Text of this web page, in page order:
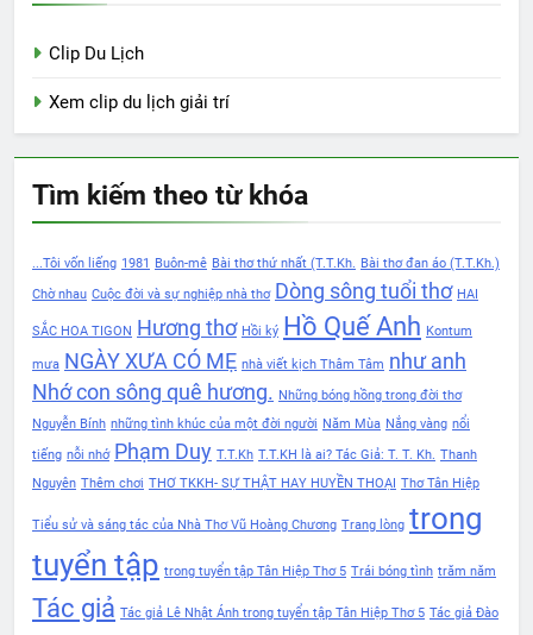
Clip Du Lịch
Xem clip du lịch giải trí
Tìm kiếm theo từ khóa
...Tôi vốn liếng 1981 Buôn-mê Bài thơ thứ nhất (T.T.Kh. Bài thơ đan áo (T.T.Kh.)
Chờ nhau Cuộc đời và sự nghiệp nhà thơ Dòng sông tuổi thơ HAI
SẮC HOA TIGON Hương thơ Hồi ký Hồ Quế Anh Kontum
mưa NGÀY XƯA CÓ MẸ nhà viết kịch Thâm Tâm như anh
Nhớ con sông quê hương. Những bóng hồng trong đời thơ
Nguyễn Bính những tình khúc của một đời người Năm Mùa Nắng vàng nổi
tiếng nỗi nhớ Phạm Duy T.T.Kh T.T.KH là ai? Tác Giả: T. T. Kh. Thanh
Nguyên Thêm chơi THƠ TKKH- SỰ THẬT HAY HUYỀN THOẠI Thơ Tân Hiệp
Tiểu sử và sáng tác của Nhà Thơ Vũ Hoàng Chương Trang lòng trong
tuyển tập trong tuyển tập Tân Hiệp Thơ 5 Trái bóng tình trăm năm
Tác giả Tác giả Lê Nhật Ánh trong tuyển tập Tân Hiệp Thơ 5 Tác giả Đào